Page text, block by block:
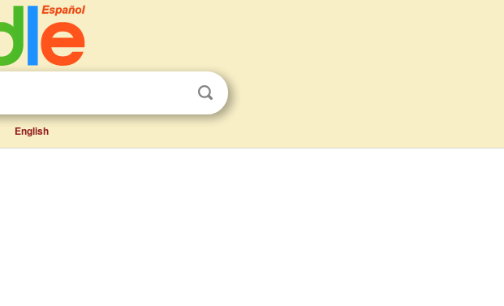
English